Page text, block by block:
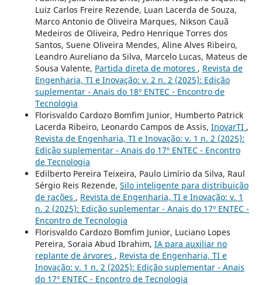
Luiz Carlos Freire Rezende, Luan Lacerda de Souza,
Marco Antonio de Oliveira Marques, Nikson Cauã
Medeiros de Oliveira, Pedro Henrique Torres dos
Santos, Suene Oliveira Mendes, Aline Alves Ribeiro,
Leandro Aureliano da Silva, Marcelo Lucas, Mateus de
Sousa Valente, Partida direta de motores , Revista de
Engenharia, TI e Inovação: v. 2 n. 2 (2025): Edição
suplementar - Anais do 18º ENTEC - Encontro de
Tecnologia
Florisvaldo Cardozo Bomfim Junior, Humberto Patrick
Lacerda Ribeiro, Leonardo Campos de Assis, InovarTI ,
Revista de Engenharia, TI e Inovação: v. 1 n. 2 (2025):
Edição suplementar - Anais do 17º ENTEC - Encontro
de Tecnologia
Edilberto Pereira Teixeira, Paulo Limírio da Silva, Raul
Sérgio Reis Rezende, Silo inteligente para distribuição
de rações , Revista de Engenharia, TI e Inovação: v. 1
n. 2 (2025): Edição suplementar - Anais do 17º ENTEC -
Encontro de Tecnologia
Florisvaldo Cardozo Bomfim Junior, Luciano Lopes
Pereira, Soraia Abud Ibrahim, IA para auxiliar no
replante de árvores , Revista de Engenharia, TI e
Inovação: v. 1 n. 2 (2025): Edição suplementar - Anais
do 17º ENTEC - Encontro de Tecnologia